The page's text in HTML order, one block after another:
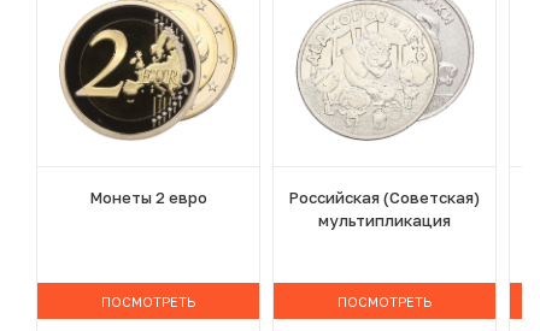
Монеты 2 евро
ПОСМОТРЕТЬ
Российская (Советская)
мультипликация
ПОСМОТРЕТЬ